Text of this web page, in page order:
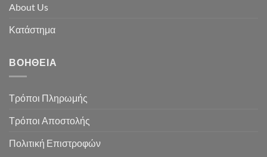
About Us
Κατάστημα
ΒΟΉΘΕΙΑ
Τρόποι Πληρωμής
Τρόποι Αποστολής
Πολιτική Επιστροφών